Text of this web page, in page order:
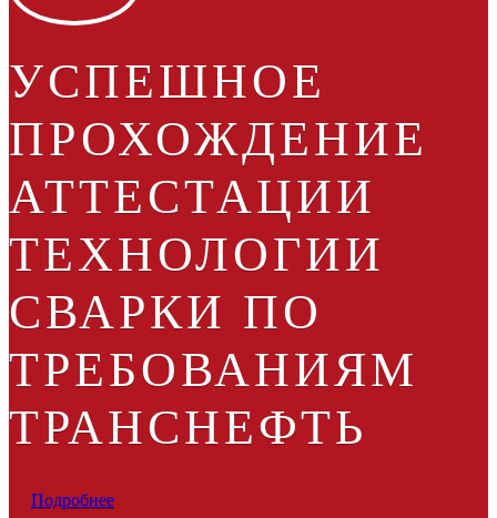
УСПЕШНОЕ
ПРОХОЖДЕНИЕ
АТТЕСТАЦИИ
ТЕХНОЛОГИИ
СВАРКИ ПО
ТРЕБОВАНИЯМ
ТРАНСНЕФТЬ
Подробнее